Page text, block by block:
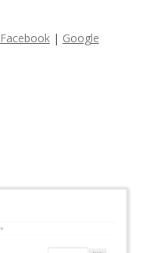
Facebook| Google